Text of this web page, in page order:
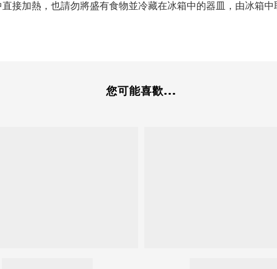
接加熱，也請勿將盛有食物並冷藏在冰箱中的器皿，由冰箱中
您可能喜歡...